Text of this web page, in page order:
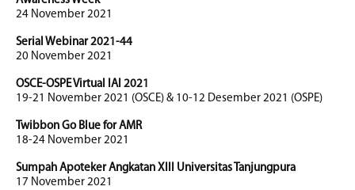
24 November 2021
Serial Webinar 2021-44
20 November 2021
OSCE-OSPE Virtual IAI 2021
19-21 November 2021 (OSCE) & 10-12 Desember 2021 (OSPE)
Twibbon Go Blue for AMR
18-24 November 2021
Sumpah Apoteker Angkatan XIII Universitas Tanjungpura
17 November 2021